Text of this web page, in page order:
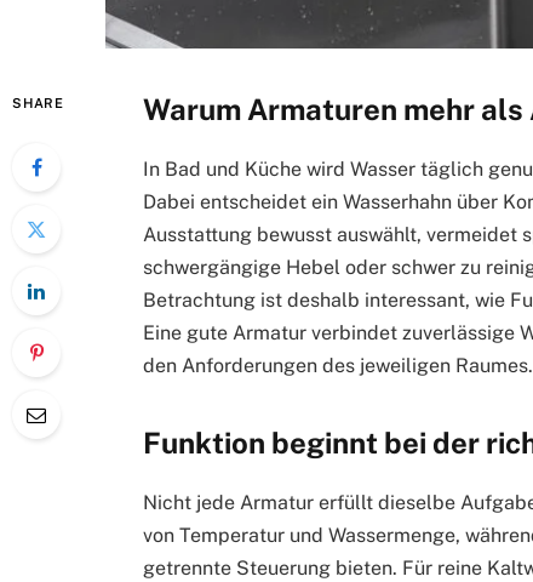
SHARE Warum Armaturen mehr
In Bad und Küche wird Wasser täglich
Dabei entscheidet ein Wasserhahn über
Ausstattung bewusst auswählt, vermeidet
schwergängige Hebel oder schwer zu
Betrachtung ist deshalb interessant, wie
Eine gute Armatur verbindet zuverlässige
den Anforderungen des jeweiligen Raumes.
Funktion beginnt bei der
Nicht jede Armatur erfüllt dieselbe
von Temperatur und Wassermenge,
getrennte Steuerung bieten. Für reine